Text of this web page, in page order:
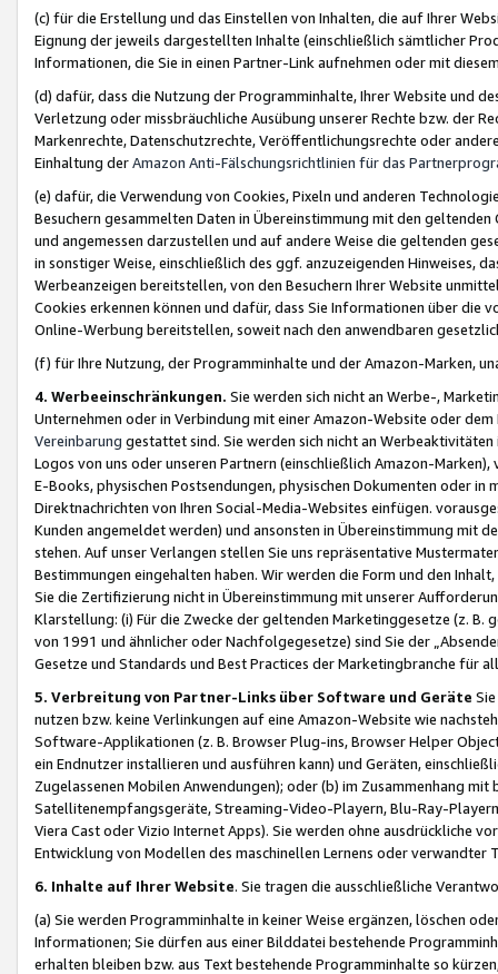
(c) für die Erstellung und das Einstellen von Inhalten, die auf Ihrer
Eignung der jeweils dargestellten Inhalte (einschließlich sämtlicher
Informationen, die Sie in einen Partner-Link aufnehmen oder mit
(d) dafür, dass die Nutzung der Programminhalte, Ihrer Website und
Verletzung oder missbräuchliche Ausübung unserer Rechte bzw. der
Markenrechte, Datenschutzrechte, Veröffentlichungsrechte oder
Einhaltung derAmazon Anti-Fälschungsrichtlinien für das
(e) dafür, die Verwendung von Cookies, Pixeln und anderen
Besuchern gesammelten Daten in Übereinstimmung mit den
und angemessen darzustellen und auf andere Weise die geltenden
in sonstiger Weise, einschließlich des ggf. anzuzeigenden Hinweises,
Werbeanzeigen bereitstellen, von den Besuchern Ihrer Website
Cookies erkennen können und dafür, dass Sie Informationen über die
Online-Werbung bereitstellen, soweit nach den anwendbaren
(f) für Ihre Nutzung, der Programminhalte und der Amazon-Marken,
4. Werbeeinschränkungen. Sie werden sich nicht an Werbe-,
Unternehmen oder in Verbindung mit einer Amazon-Website oder
Vereinbarung gestattet sind. Sie werden sich nicht an
Logos von uns oder unseren Partnern (einschließlich Amazon-
E-Books, physischen Postsendungen, physischen Dokumenten oder in
Direktnachrichten von Ihren Social-Media-Websites einfügen.
Kunden angemeldet werden) und ansonsten in Übereinstimmung mit
stehen. Auf unser Verlangen stellen Sie uns repräsentative
Bestimmungen eingehalten haben. Wir werden die Form und den
Sie die Zertifizierung nicht in Übereinstimmung mit unserer
Klarstellung: (i) Für die Zwecke der geltenden Marketinggesetze (z. B.
von 1991 und ähnlicher oder Nachfolgegesetze) sind Sie der
Gesetze und Standards und Best Practices der Marketingbranche für
5. Verbreitung von Partner-Links über Software und Geräte
nutzen bzw. keine Verlinkungen auf eine Amazon-Website wie
Software-Applikationen (z. B. Browser Plug-ins, Browser Helper
ein Endnutzer installieren und ausführen kann) und Geräten,
Zugelassenen Mobilen Anwendungen); oder (b) im Zusammenhang
Satellitenempfangsgeräte, Streaming-Video-Playern, Blu-Ray-
Viera Cast oder Vizio Internet Apps). Sie werden ohne ausdrückliche
Entwicklung von Modellen des maschinellen Lernens oder
6. Inhalte auf Ihrer Website. Sie tragen die ausschließliche
(a) Sie werden Programminhalte in keiner Weise ergänzen, löschen
Informationen; Sie dürfen aus einer Bilddatei bestehende
erhalten bleiben bzw. aus Text bestehende Programminhalte so